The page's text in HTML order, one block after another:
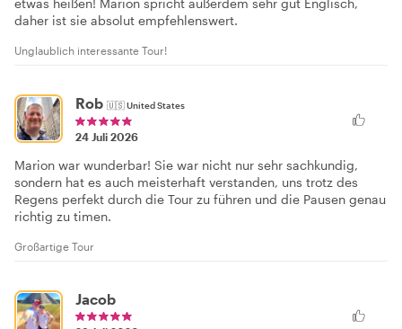
etwas heißen! Marion spricht außerdem sehr gut Englisch,
daher ist sie absolut empfehlenswert.
Unglaublich interessante Tour!
Rob 🇺🇸United States
24 Juli 2026
Marion war wunderbar! Sie war nicht nur sehr sachkundig,
sondern hat es auch meisterhaft verstanden, uns trotz des
Regens perfekt durch die Tour zu führen und die Pausen genau
richtig zu timen.
Großartige Tour
Jacob